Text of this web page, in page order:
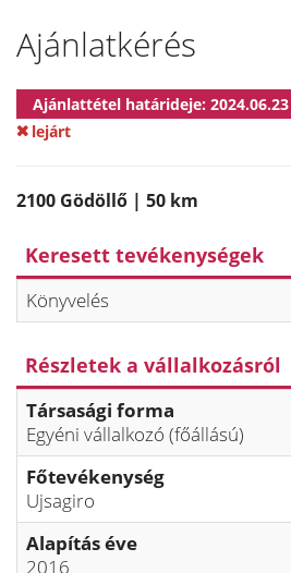
Ajánlatkérés
Ajánlattétel határideje: 2024.06.23
lejárt
2100 Gödöllő | 50 km
Keresett tevékenységek
Könyvelés
Részletek a vállalkozásról
Társasági forma
Egyéni vállalkozó (főállású)
Főtevékenység
Ujsagiro
Alapítás éve
2016